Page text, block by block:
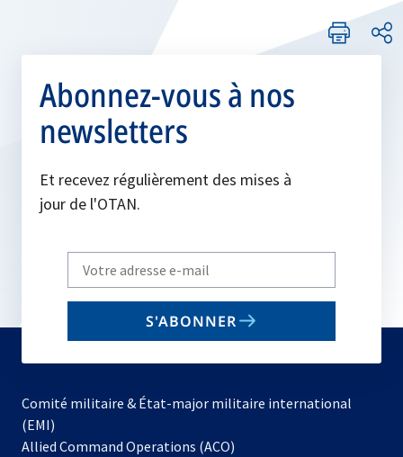
Abonnez-vous à nos
newsletters
Et recevez régulièrement des mises à
jour de l'OTAN.
Write
your
email
S'ABONNER
Comité militaire & État-major militaire international
(EMI)
Allied Command Operations (ACO)